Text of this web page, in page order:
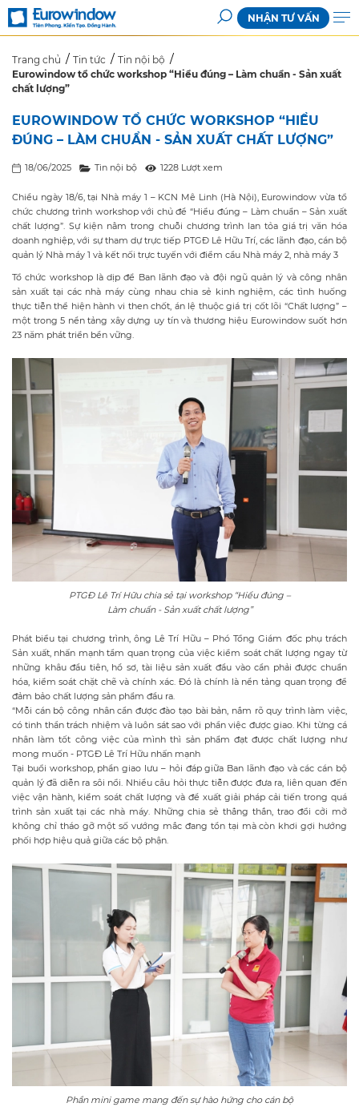
NHẬN TƯ VẤN
Trang chủ Tin tức
Tin nội bộ
Eurowindow tổ chức workshop “Hiểu đúng – Làm chuẩn - Sản xuất
chất lượng”
EUROWINDOW TỔ CHỨC WORKSHOP “HIỂU
ĐÚNG – LÀM CHUẨN - SẢN XUẤT CHẤT LƯỢNG”
18/06/2025 Tin nội bộ 1228 Lượt xem
Chiều ngày 18/6, tại Nhà máy 1 – KCN Mê Linh (Hà Nội), Eurowindow vừa tổ
chức chương trình workshop với chủ đề “Hiểu đúng – Làm chuẩn – Sản xuất
chất lượng”. Sự kiện nằm trong chuỗi chương trình lan tỏa giá trị văn hóa
doanh nghiệp, với sự tham dự trực tiếp PTGĐ Lê Hữu Trí, các lãnh đạo, cán bộ
quản lý Nhà máy 1 và kết nối trực tuyến với điểm cầu Nhà máy 2, nhà máy 3
Tổ chức workshop là dịp để Ban lãnh đạo và đội ngũ quản lý và công nhân
sản xuất tại các nhà máy cùng nhau chia sẻ kinh nghiệm, các tình huống
thực tiễn thể hiện hành vi then chốt, án lệ thuộc giá trị cốt lõi “Chất lượng” –
một trong 5 nền tảng xây dựng uy tín và thương hiệu Eurowindow suốt hơn
23 năm phát triển bền vững.
PTGĐ Lê Trí Hữu chia sẻ tại workshop “Hiểu đúng –
Làm chuẩn - Sản xuất chất lượng”
Phát biểu tại chương trình, ông Lê Trí Hữu – Phó Tổng Giám đốc phụ trách
Sản xuất, nhấn mạnh tầm quan trọng của việc kiểm soát chất lượng ngay từ
những khâu đầu tiên, hồ sơ, tài liệu sản xuất đầu vào cần phải được chuẩn
hóa, kiểm soát chặt chẽ và chính xác. Đó là chính là nền tảng quan trọng để
đảm bảo chất lượng sản phẩm đầu ra.
“Mỗi cán bộ công nhân cần được đào tạo bài bản, nắm rõ quy trình làm việc,
có tinh thần trách nhiệm và luôn sát sao với phần việc được giao. Khi từng cá
nhân làm tốt công việc của mình thì sản phẩm đạt được chất lượng như
mong muốn - PTGĐ Lê Trí Hữu nhấn mạnh
Tại buổi workshop, phần giao lưu – hỏi đáp giữa Ban lãnh đạo và các cán bộ
quản lý đã diễn ra sôi nổi. Nhiều câu hỏi thực tiễn được đưa ra, liên quan đến
việc vận hành, kiểm soát chất lượng và đề xuất giải pháp cải tiến trong quá
trình sản xuất tại các nhà máy. Những chia sẻ thẳng thắn, trao đổi cởi mở
không chỉ tháo gỡ một số vướng mắc đang tồn tại mà còn khơi gợi hướng
phối hợp hiệu quả giữa các bộ phận.
Phần mini game mang đến sự hào hứng cho cán bộ